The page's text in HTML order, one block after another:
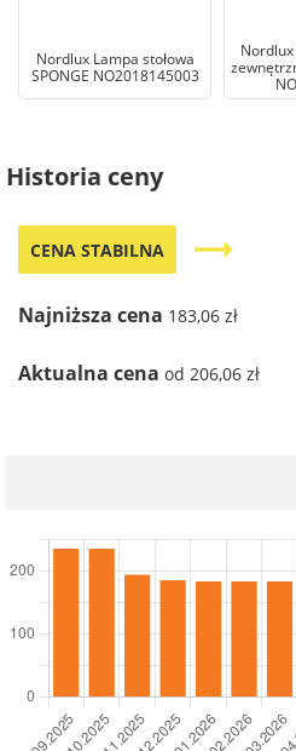
Nordlux Lampa stołowa
SPONGE NO2018145003
Historia ceny
CENA STABILNA trending_flat
Najniższa cena 183,06 zł
Aktualna cena od 206,06 zł